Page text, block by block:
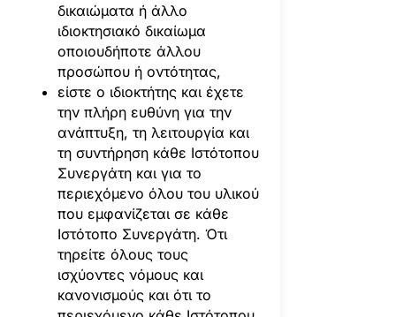
δικαιώματα ή άλλο
ιδιοκτησιακό δικαίωμα
οποιουδήποτε άλλου
προσώπου ή οντότητας,
είστε ο ιδιοκτήτης και έχετε
την πλήρη ευθύνη για την
ανάπτυξη, τη λειτουργία και
τη συντήρηση κάθε Ιστότοπου
Συνεργάτη και για το
περιεχόμενο όλου του υλικού
που εμφανίζεται σε κάθε
Ιστότοπο Συνεργάτη. Ότι
τηρείτε όλους τους
ισχύοντες νόμους και
κανονισμούς και ότι το